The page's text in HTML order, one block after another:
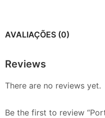
AVALIAÇÕES (0)
Reviews
There are no reviews yet.
Be the first to review